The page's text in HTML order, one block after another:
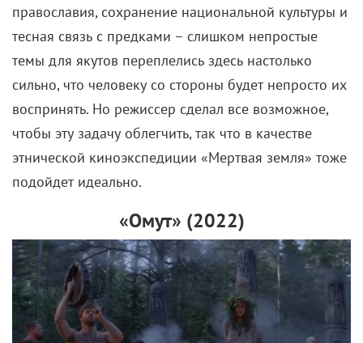
православия, сохранение национальной культуры и
тесная связь с предками – слишком непростые
темы для якутов переплелись здесь настолько
сильно, что человеку со стороны будет непросто их
воспринять. Но режиссер сделал все возможное,
чтобы эту задачу облегчить, так что в качестве
этнической киноэкспедиции «Мертвая земля» тоже
подойдет идеально.
«Омут» (2022)